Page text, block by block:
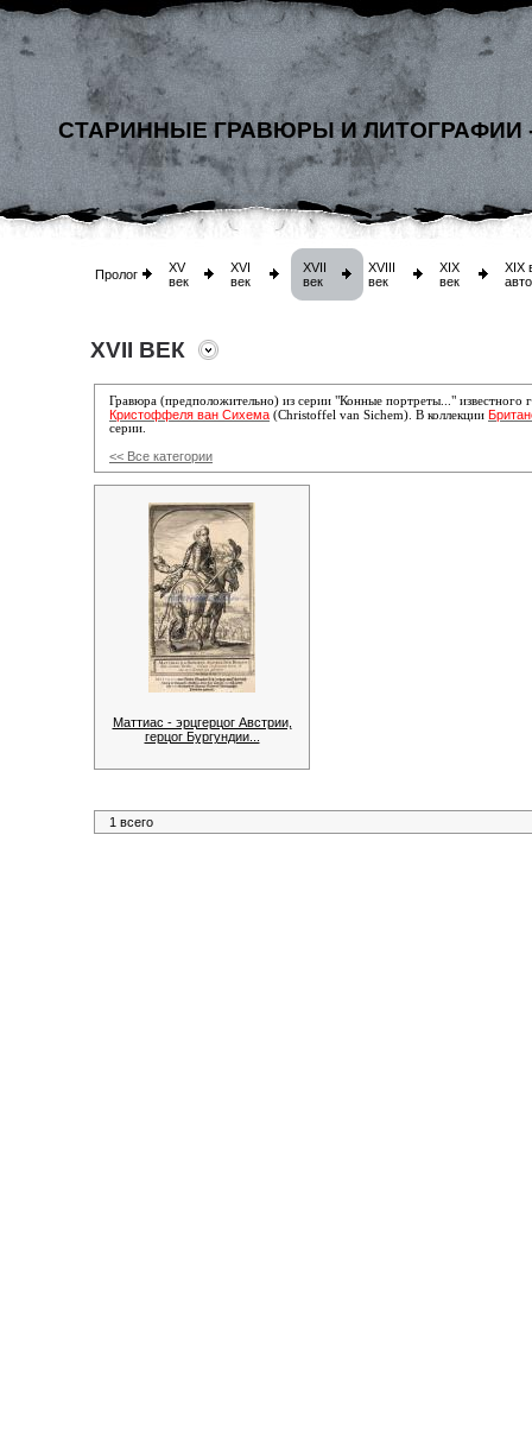
СТАРИННЫЕ ГРАВЮРЫ И ЛИТОГРАФИИ
Пролог
XV
век
XVI
век
XVII
век
XVIII
век
XIX
век
XIX
XVII ВЕК
Гравюра (предположительно) из серии "Конные портреты..." известного
Кристоффеля ван Сихема (Christoffel van Sichem). В коллекции
серии.
<< Все категории
Маттиас - эрцгерцог Австрии,
герцог Бургундии...
1 всего